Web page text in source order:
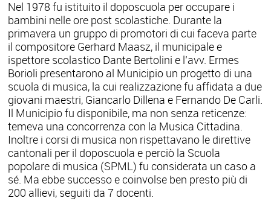
Nel 1978 fu istituito il doposcuola per occupare i
bambini nelle ore post scolastiche. Durante la
primavera un gruppo di promotori di cui faceva parte
il compositore Gerhard Maasz, il municipale e
ispettore scolastico Dante Bertolini e l’avv. Ermes
Borioli presentarono al Municipio un progetto di una
scuola di musica, la cui realizzazione fu affidata a due
giovani maestri, Giancarlo Dillena e Fernando De Carli.
Il Municipio fu disponibile, ma non senza reticenze:
temeva una concorrenza con la Musica Cittadina.
Inoltre i corsi di musica non rispettavano le direttive
cantonali per il doposcuola e perciò la Scuola
popolare di musica (SPML) fu considerata un caso a
sé. Ma ebbe successo e coinvolse ben presto più di
200 allievi, seguiti da 7 docenti.